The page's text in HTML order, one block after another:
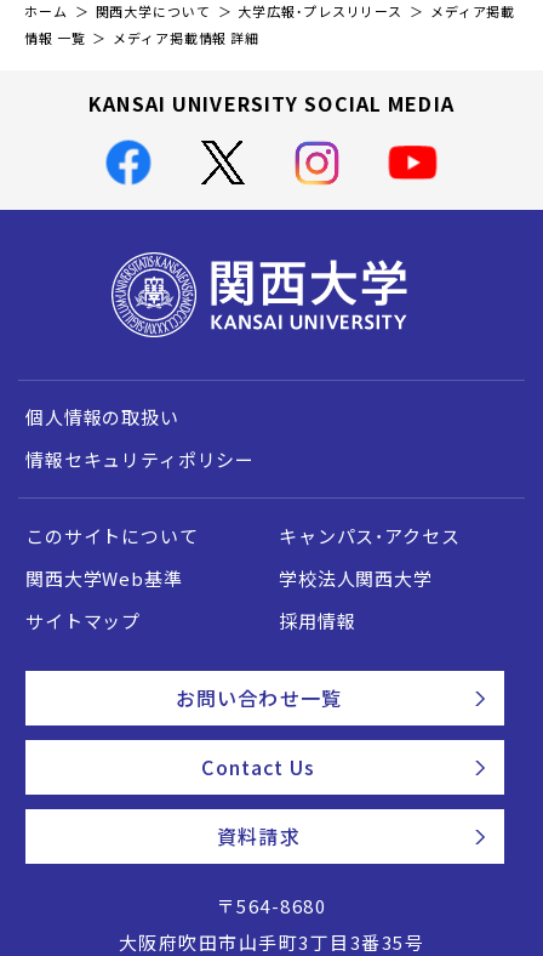
ホーム 関西大学について 大学広報・プレスリリース
メディア掲載
情報 一覧
メディア掲載情報 詳細
KANSAI UNIVERSITY SOCIAL MEDIA
個人情報の取扱い
情報セキュリティポリシー
このサイトについて
キャンパス・アクセス
関西大学Web基準
学校法人関西大学
サイトマップ
採用情報
お問い合わせ一覧
Contact Us
資料請求
〒564-8680
大阪府吹田市山手町3丁目3番35号